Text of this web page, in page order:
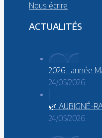
Nous écrire
ACTUALITÉS
2026 : année
24/05/2026
🌿 AUBIGNÉ-
24/05/2026